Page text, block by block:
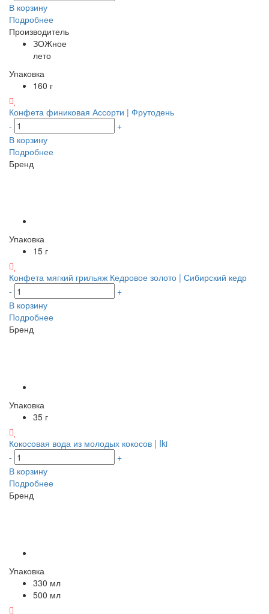
В корзину
Подробнее
Производитель
ЗОЖное
лето
Упаковка
160 г
Конфета финиковая Ассорти | Фрутодень
-
+
В корзину
Подробнее
Бренд
Упаковка
15 г
Конфета мягкий грильяж Кедровое золото | Сибирский кедр
-
+
В корзину
Подробнее
Бренд
Упаковка
35 г
Кокосовая вода из молодых кокосов | Iki
-
+
В корзину
Подробнее
Бренд
Упаковка
330 мл
500 мл